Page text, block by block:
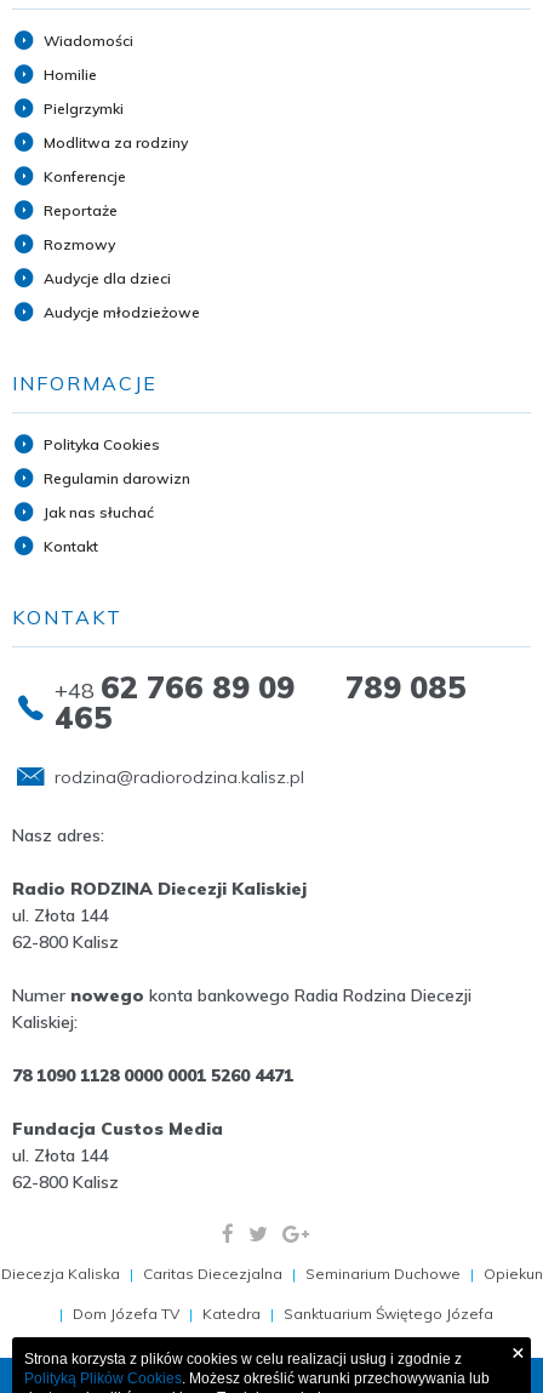
Wiadomości
Homilie
Pielgrzymki
Modlitwa za rodziny
Konferencje
Reportaże
Rozmowy
Audycje dla dzieci
Audycje młodzieżowe
INFORMACJE
Polityka Cookies
Regulamin darowizn
Jak nas słuchać
Kontakt
KONTAKT
+48 62 766 89 09 789 085
465
rodzina@radiorodzina.kalisz.pl
Nasz adres:
Radio RODZINA Diecezji Kaliskiej
ul. Złota 144
62-800 Kalisz
Numer nowego konta bankowego Radia Rodzina Diecezji
Kaliskiej:
78 1090 1128 0000 0001 5260 4471
Fundacja Custos Media
ul. Złota 144
62-800 Kalisz
Diecezja Kaliska Caritas Diecezjalna Seminarium Duchowe Opiekun
Dom Józefa TV Katedra Sanktuarium Świętego Józefa
COPYRIGHT 2009-2026, RADIO RODZINA 103,1 FM
Strona korzysta z plików cookies w celu realizacji usług i zgodnie z
Polityką Plików Cookies. Możesz określić warunki przechowywania lub
×